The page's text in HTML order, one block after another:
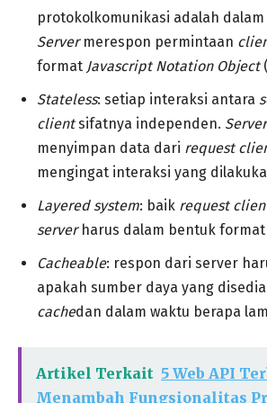
protokolkomunikasi adalah dalam
Servermerespon permintaan
format Javascript Notation Object
Stateless: setiap interaksi antara
clientsifatnya independen. Server
menyimpan data dari request
mengingat interaksi yang
Layered system: baik request
serverharus dalam bentuk format
Cacheable: respon dari server
apakah sumber daya yang
cachedan dalam waktu berapa
Artikel Terkait 5 Web API
Menambah Fungsionalitas